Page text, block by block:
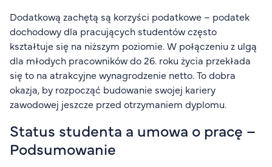
Dodatkową zachętą są korzyści podatkowe – podatek
dochodowy dla pracujących studentów często
kształtuje się na niższym poziomie. W połączeniu z ulgą
dla młodych pracowników do 26. roku życia przekłada
się to na atrakcyjne wynagrodzenie netto. To dobra
okazja, by rozpocząć budowanie swojej kariery
zawodowej jeszcze przed otrzymaniem dyplomu.
Status studenta a umowa o pracę –
Podsumowanie